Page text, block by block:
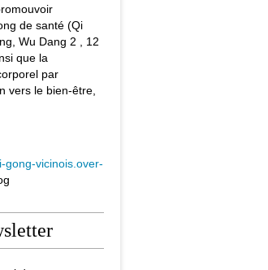
de santé (Qi
Wu Dang 2 , 12
que la
par
vers le bien-être,
gong-vicinois.over-